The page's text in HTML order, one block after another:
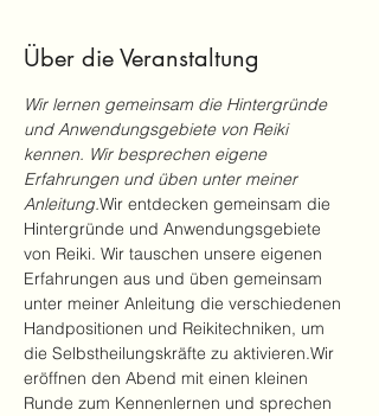
Über die Veranstaltung
Wir lernen gemeinsam die Hintergründe
und Anwendungsgebiete von Reiki
kennen. Wir besprechen eigene
Erfahrungen und üben unter meiner
Anleitung.Wir entdecken gemeinsam die
Hintergründe und Anwendungsgebiete
von Reiki. Wir tauschen unsere eigenen
Erfahrungen aus und üben gemeinsam
unter meiner Anleitung die verschiedenen
Handpositionen und Reikitechniken, um
die Selbstheilungskräfte zu aktivieren.Wir
eröffnen den Abend mit einen kleinen
Runde zum Kennenlernen und sprechen